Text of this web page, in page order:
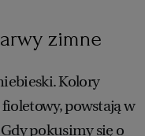
zimne
Kolory
powstają w
pokusimy się o